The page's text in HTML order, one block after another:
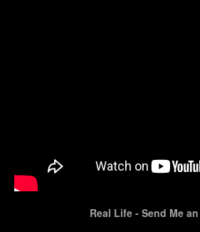
Real Life - Send Me